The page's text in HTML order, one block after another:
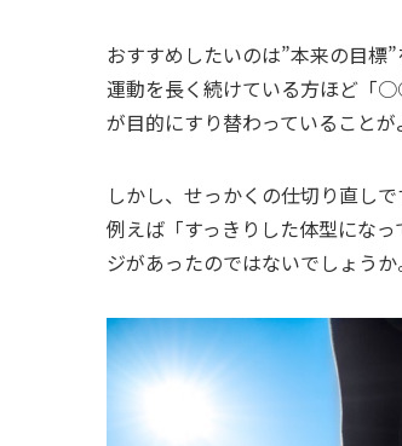
おすすめしたいのは”本来の目標”
運動を長く続けている方ほど「
が目的にすり替わっていることが
しかし、せっかくの仕切り直し
例えば「すっきりした体型にな
ジがあったのではないでしょうか